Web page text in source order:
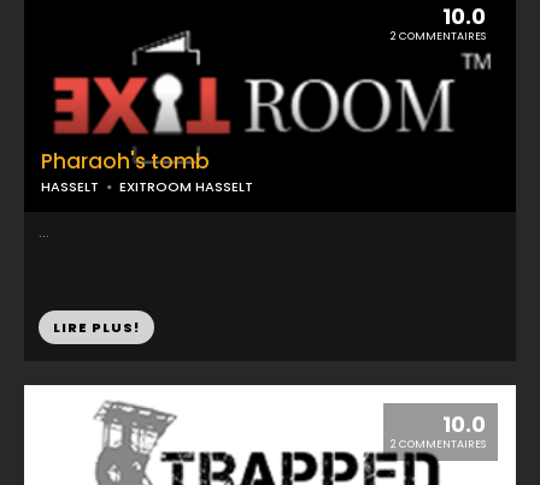
10.0
2 COMMENTAIRES
Pharaoh's tomb
HASSELT EXITROOM HASSELT
...
LIRE PLUS!
10.0
2 COMMENTAIRES